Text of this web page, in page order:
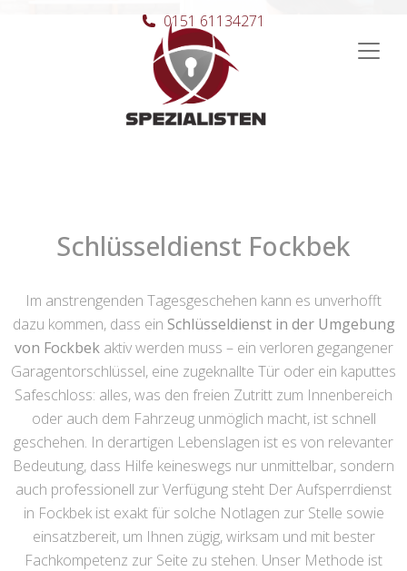
Hauptnavigation
0151 61134271
Schlüsseldienst Fockbek
Im anstrengenden Tagesgeschehen kann es unverhofft
dazu kommen, dass ein Schlüsseldienst in der Umgebung
von Fockbekaktiv werden muss – ein verloren gegangener
Garagentorschlüssel, eine zugeknallte Tür oder ein kaputtes
Safeschloss: alles, was den freien Zutritt zum Innenbereich
oder auch dem Fahrzeug unmöglich macht, ist schnell
geschehen. In derartigen Lebenslagen ist es von relevanter
Bedeutung, dass Hilfe keineswegs nur unmittelbar, sondern
auch professionell zur Verfügung steht Der Aufsperrdienst
in Fockbek ist exakt für solche Notlagen zur Stelle sowie
einsatzbereit, um Ihnen zügig, wirksam und mit bester
Fachkompetenz zur Seite zu stehen. Unser Methode ist